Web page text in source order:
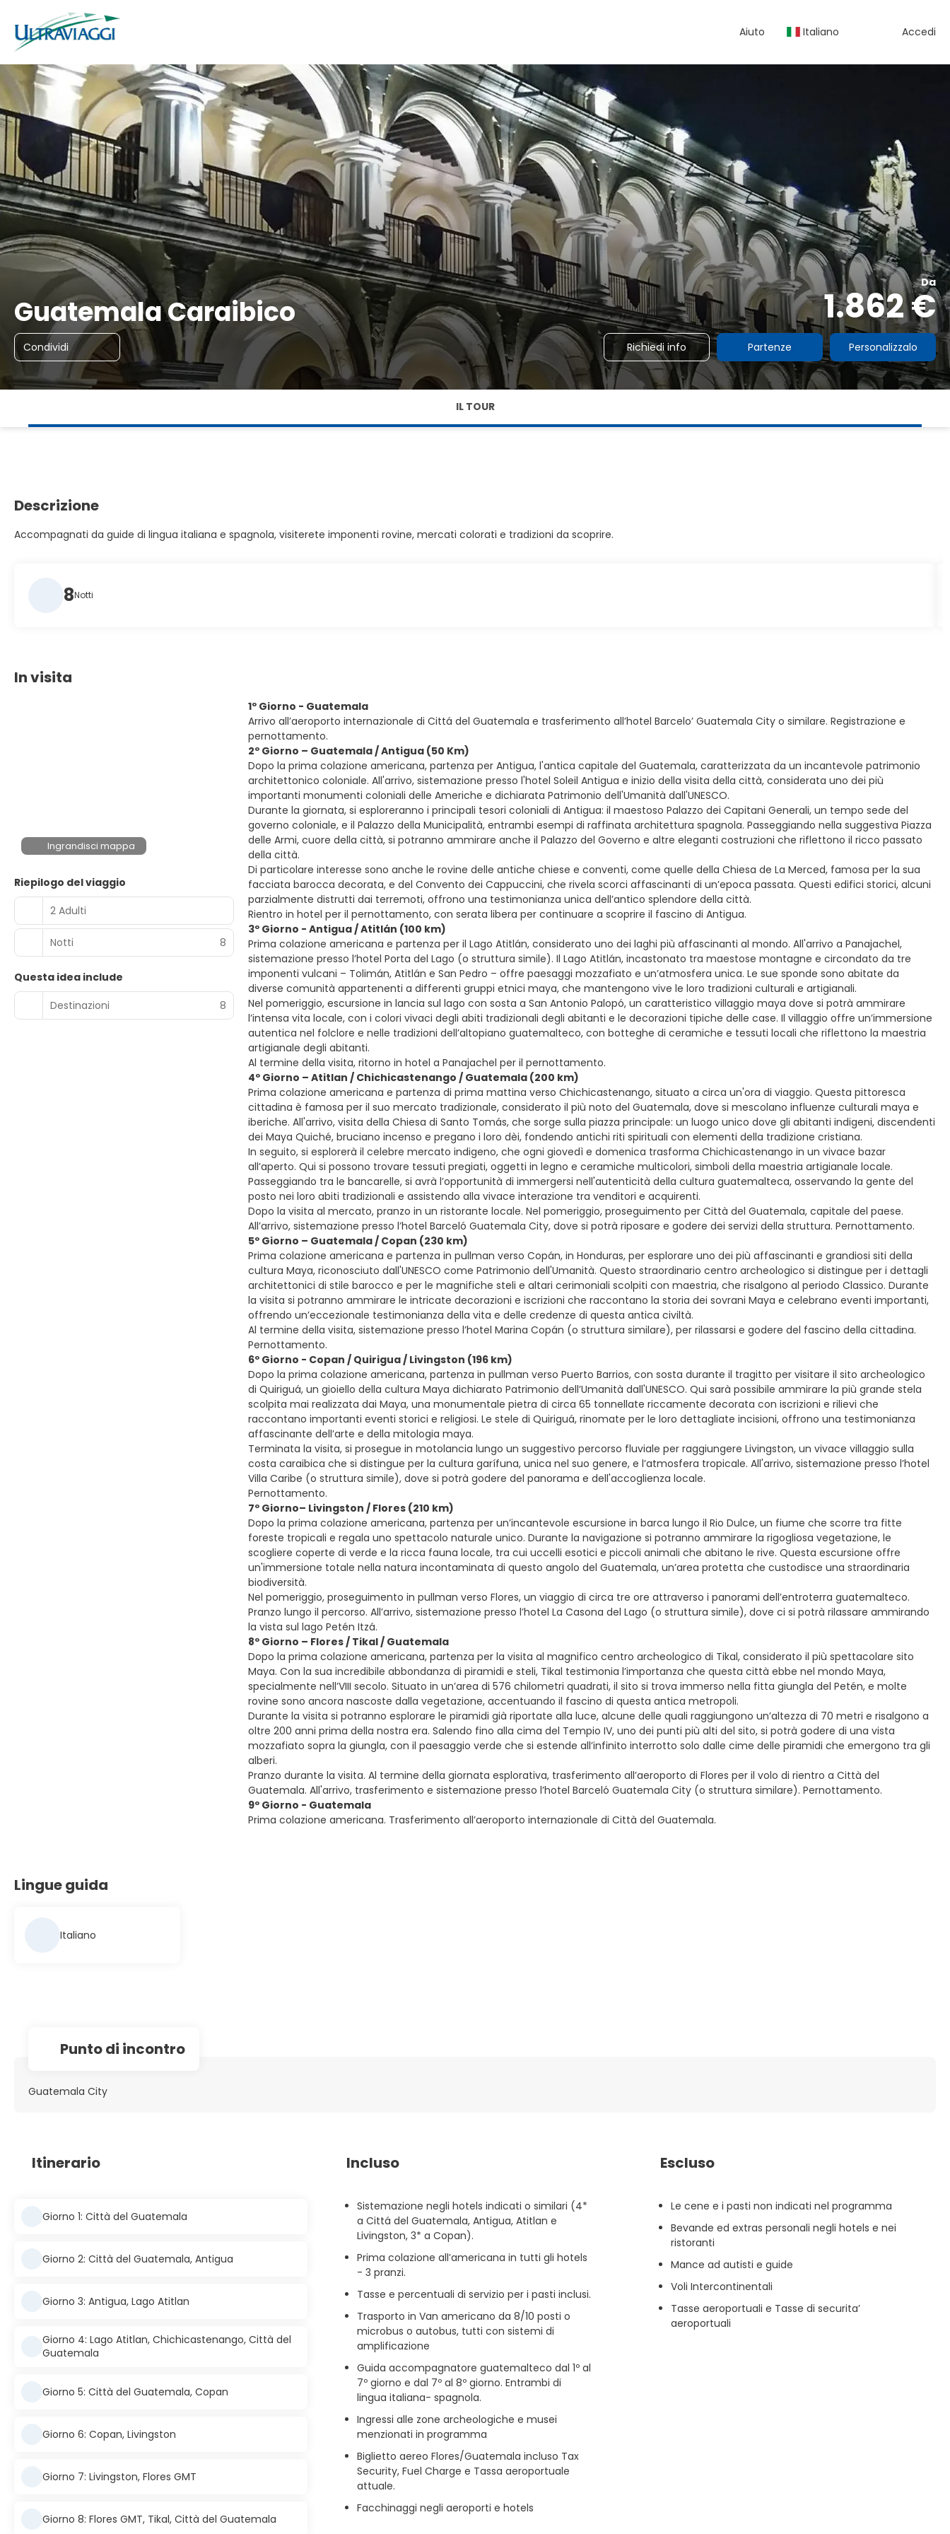
Aiuto Italiano Accedi
Guatemala Caraibico
Da
1.862 €
Condividi Richiedi info Partenze Personalizzalo
IL TOUR
Descrizione
Accompagnati da guide di lingua italiana e spagnola, visiterete imponenti rovine, mercati colorati e tradizioni da scoprire.
8Notti
In visita
Ingrandisci mappa
Riepilogo del viaggio
2 Adulti
Notti 8
Questa idea include
Destinazioni
8
1º Giorno - Guatemala
Arrivo all’aeroporto internazionale di Cittá del Guatemala e trasferimento all’hotel Barcelo’ Guatemala City o similare. Registrazione e
pernottamento.
2º Giorno – Guatemala / Antigua (50 Km)
Dopo la prima colazione americana, partenza per Antigua, l'antica capitale del Guatemala, caratterizzata da un incantevole patrimonio
architettonico coloniale. All'arrivo, sistemazione presso l'hotel Soleil Antigua e inizio della visita della città, considerata uno dei più
importanti monumenti coloniali delle Americhe e dichiarata Patrimonio dell'Umanità dall'UNESCO.
Durante la giornata, si esploreranno i principali tesori coloniali di Antigua: il maestoso Palazzo dei Capitani Generali, un tempo sede del
governo coloniale, e il Palazzo della Municipalità, entrambi esempi di raffinata architettura spagnola. Passeggiando nella suggestiva Piazza
delle Armi, cuore della città, si potranno ammirare anche il Palazzo del Governo e altre eleganti costruzioni che riflettono il ricco passato
della città.
Di particolare interesse sono anche le rovine delle antiche chiese e conventi, come quelle della Chiesa de La Merced, famosa per la sua
facciata barocca decorata, e del Convento dei Cappuccini, che rivela scorci affascinanti di un’epoca passata. Questi edifici storici, alcuni
parzialmente distrutti dai terremoti, offrono una testimonianza unica dell’antico splendore della città.
Rientro in hotel per il pernottamento, con serata libera per continuare a scoprire il fascino di Antigua.
3º Giorno - Antigua / Atitlán (100 km)
Prima colazione americana e partenza per il Lago Atitlán, considerato uno dei laghi più affascinanti al mondo. All'arrivo a Panajachel,
sistemazione presso l’hotel Porta del Lago (o struttura simile). Il Lago Atitlán, incastonato tra maestose montagne e circondato da tre
imponenti vulcani – Tolimán, Atitlán e San Pedro – offre paesaggi mozzafiato e un’atmosfera unica. Le sue sponde sono abitate da
diverse comunità appartenenti a differenti gruppi etnici maya, che mantengono vive le loro tradizioni culturali e artigianali.
Nel pomeriggio, escursione in lancia sul lago con sosta a San Antonio Palopó, un caratteristico villaggio maya dove si potrà ammirare
l’intensa vita locale, con i colori vivaci degli abiti tradizionali degli abitanti e le decorazioni tipiche delle case. Il villaggio offre un’immersione
autentica nel folclore e nelle tradizioni dell’altopiano guatemalteco, con botteghe di ceramiche e tessuti locali che riflettono la maestria
artigianale degli abitanti.
Al termine della visita, ritorno in hotel a Panajachel per il pernottamento.
4º Giorno – Atitlan / Chichicastenango / Guatemala (200 km)
Prima colazione americana e partenza di prima mattina verso Chichicastenango, situato a circa un'ora di viaggio. Questa pittoresca
cittadina è famosa per il suo mercato tradizionale, considerato il più noto del Guatemala, dove si mescolano influenze culturali maya e
iberiche. All'arrivo, visita della Chiesa di Santo Tomás, che sorge sulla piazza principale: un luogo unico dove gli abitanti indigeni, discendenti
dei Maya Quiché, bruciano incenso e pregano i loro dèi, fondendo antichi riti spirituali con elementi della tradizione cristiana.
In seguito, si esplorerà il celebre mercato indigeno, che ogni giovedì e domenica trasforma Chichicastenango in un vivace bazar
all’aperto. Qui si possono trovare tessuti pregiati, oggetti in legno e ceramiche multicolori, simboli della maestria artigianale locale.
Passeggiando tra le bancarelle, si avrà l’opportunità di immergersi nell'autenticità della cultura guatemalteca, osservando la gente del
posto nei loro abiti tradizionali e assistendo alla vivace interazione tra venditori e acquirenti.
Dopo la visita al mercato, pranzo in un ristorante locale. Nel pomeriggio, proseguimento per Città del Guatemala, capitale del paese.
All’arrivo, sistemazione presso l’hotel Barceló Guatemala City, dove si potrà riposare e godere dei servizi della struttura. Pernottamento.
5º Giorno – Guatemala / Copan (230 km)
Prima colazione americana e partenza in pullman verso Copán, in Honduras, per esplorare uno dei più affascinanti e grandiosi siti della
cultura Maya, riconosciuto dall'UNESCO come Patrimonio dell'Umanità. Questo straordinario centro archeologico si distingue per i dettagli
architettonici di stile barocco e per le magnifiche steli e altari cerimoniali scolpiti con maestria, che risalgono al periodo Classico. Durante
la visita si potranno ammirare le intricate decorazioni e iscrizioni che raccontano la storia dei sovrani Maya e celebrano eventi importanti,
offrendo un’eccezionale testimonianza della vita e delle credenze di questa antica civiltà.
Al termine della visita, sistemazione presso l’hotel Marina Copán (o struttura similare), per rilassarsi e godere del fascino della cittadina.
Pernottamento.
6º Giorno - Copan / Quirigua / Livingston (196 km)
Dopo la prima colazione americana, partenza in pullman verso Puerto Barrios, con sosta durante il tragitto per visitare il sito archeologico
di Quiriguá, un gioiello della cultura Maya dichiarato Patrimonio dell’Umanità dall'UNESCO. Qui sarà possibile ammirare la più grande stela
scolpita mai realizzata dai Maya, una monumentale pietra di circa 65 tonnellate riccamente decorata con iscrizioni e rilievi che
raccontano importanti eventi storici e religiosi. Le stele di Quiriguá, rinomate per le loro dettagliate incisioni, offrono una testimonianza
affascinante dell’arte e della mitologia maya.
Terminata la visita, si prosegue in motolancia lungo un suggestivo percorso fluviale per raggiungere Livingston, un vivace villaggio sulla
costa caraibica che si distingue per la cultura garífuna, unica nel suo genere, e l’atmosfera tropicale. All'arrivo, sistemazione presso l’hotel
Villa Caribe (o struttura simile), dove si potrà godere del panorama e dell'accoglienza locale.
Pernottamento.
7º Giorno– Livingston / Flores (210 km)
Dopo la prima colazione americana, partenza per un’incantevole escursione in barca lungo il Rio Dulce, un fiume che scorre tra fitte
foreste tropicali e regala uno spettacolo naturale unico. Durante la navigazione si potranno ammirare la rigogliosa vegetazione, le
scogliere coperte di verde e la ricca fauna locale, tra cui uccelli esotici e piccoli animali che abitano le rive. Questa escursione offre
un'immersione totale nella natura incontaminata di questo angolo del Guatemala, un’area protetta che custodisce una straordinaria
biodiversità.
Nel pomeriggio, proseguimento in pullman verso Flores, un viaggio di circa tre ore attraverso i panorami dell’entroterra guatemalteco.
Pranzo lungo il percorso. All’arrivo, sistemazione presso l’hotel La Casona del Lago (o struttura simile), dove ci si potrà rilassare ammirando
la vista sul lago Petén Itzá.
8º Giorno – Flores / Tikal / Guatemala
Dopo la prima colazione americana, partenza per la visita al magnifico centro archeologico di Tikal, considerato il più spettacolare sito
Maya. Con la sua incredibile abbondanza di piramidi e steli, Tikal testimonia l’importanza che questa città ebbe nel mondo Maya,
specialmente nell’VIII secolo. Situato in un’area di 576 chilometri quadrati, il sito si trova immerso nella fitta giungla del Petén, e molte
rovine sono ancora nascoste dalla vegetazione, accentuando il fascino di questa antica metropoli.
Durante la visita si potranno esplorare le piramidi già riportate alla luce, alcune delle quali raggiungono un’altezza di 70 metri e risalgono a
oltre 200 anni prima della nostra era. Salendo fino alla cima del Tempio IV, uno dei punti più alti del sito, si potrà godere di una vista
mozzafiato sopra la giungla, con il paesaggio verde che si estende all’infinito interrotto solo dalle cime delle piramidi che emergono tra gli
alberi.
Pranzo durante la visita. Al termine della giornata esplorativa, trasferimento all’aeroporto di Flores per il volo di rientro a Città del
Guatemala. All'arrivo, trasferimento e sistemazione presso l’hotel Barceló Guatemala City (o struttura similare). Pernottamento.
9º Giorno - Guatemala
Prima colazione americana. Trasferimento all’aeroporto internazionale di Città del Guatemala.
Lingue guida
Italiano
Punto di incontro
Guatemala City
Itinerario
Giorno 1: Città del Guatemala
Giorno 2: Città del Guatemala, Antigua
Giorno 3: Antigua, Lago Atitlan
Giorno 4: Lago Atitlan, Chichicastenango, Città del
Guatemala
Giorno 5: Città del Guatemala, Copan
Giorno 6: Copan, Livingston
Giorno 7: Livingston, Flores GMT
Giorno 8: Flores GMT, Tikal, Città del Guatemala
Incluso
Sistemazione negli hotels indicati o similari (4*
a Cittá del Guatemala, Antigua, Atitlan e
Livingston, 3* a Copan).
Prima colazione all’americana in tutti gli hotels
- 3 pranzi.
Tasse e percentuali di servizio per i pasti inclusi.
Trasporto in Van americano da 8/10 posti o
microbus o autobus, tutti con sistemi di
amplificazione
Guida accompagnatore guatemalteco dal 1º al
7º giorno e dal 7º al 8º giorno. Entrambi di
lingua italiana- spagnola.
Ingressi alle zone archeologiche e musei
menzionati in programma
Biglietto aereo Flores/Guatemala incluso Tax
Security, Fuel Charge e Tassa aeroportuale
attuale.
Facchinaggi negli aeroporti e hotels
Escluso
Le cene e i pasti non indicati nel programma
Bevande ed extras personali negli hotels e nei
ristoranti
Mance ad autisti e guide
Voli Intercontinentali
Tasse aeroportuali e Tasse di securita’
aeroportuali